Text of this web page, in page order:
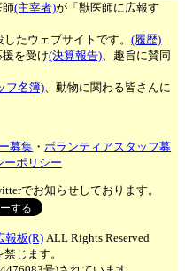
師(主宰者)が「獣医師に広報す
したウェブサイトです。(履歴)
援を受け(決算報告)、趣旨に賛同
フ名簿)、動物に関わる皆さんに
募集 ・ボランティアスタッフ募
ーポリシー
でお知らせしております。
報板(R)ALL Rights Reserved
じます。